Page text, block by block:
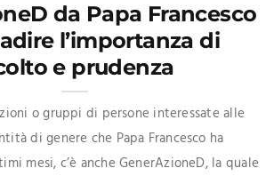
da Papa Francesco
l’importanza di
e prudenza
o gruppi di persone interessate alle
di genere che Papa Francesco ha
mesi, c’è anche GenerAzioneD, la quale